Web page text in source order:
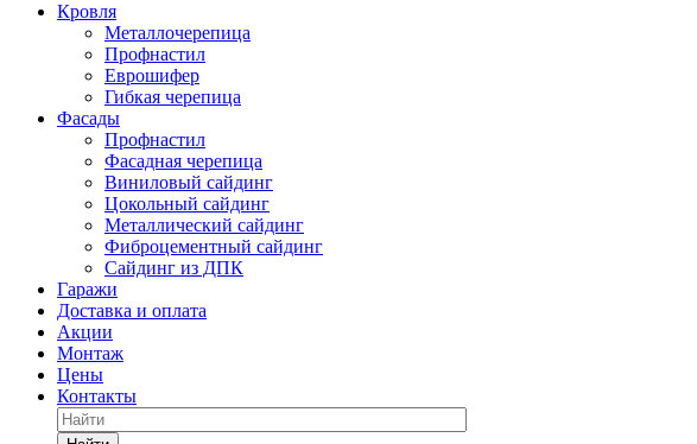
Кровля
Металлочерепица
Профнастил
Еврошифер
Гибкая черепица
Фасады
Профнастил
Фасадная черепица
Виниловый сайдинг
Цокольный сайдинг
Металлический сайдинг
Фиброцементный сайдинг
Сайдинг из ДПК
Гаражи
Доставка и оплата
Акции
Монтаж
Цены
Контакты